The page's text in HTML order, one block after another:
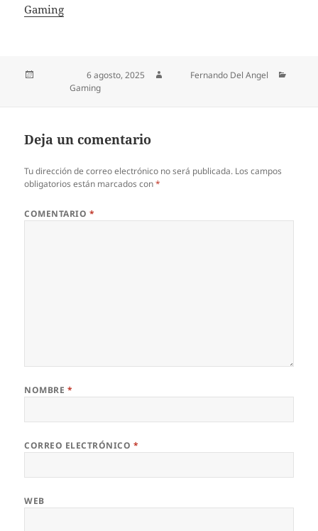
In relation to
Gaming
Publicado el6 agosto, 2025
Fernando Del Angel
CategoríasGaming
Deja un comentario
Tu dirección de correo electrónico no será publicada. Los campos
obligatorios están marcados con*
COMENTARIO *
NOMBRE *
CORREO ELECTRÓNICO *
WEB